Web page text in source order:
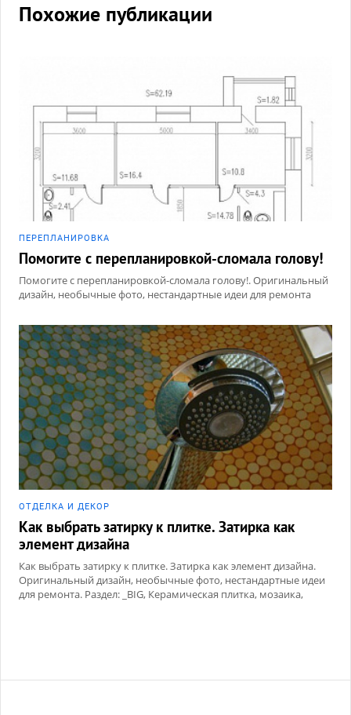
Похожие публикации
ПЕРЕПЛАНИРОВКА
Помогите с перепланировкой-сломала голову!
Помогите с перепланировкой-сломала голову!. Оригинальный
дизайн, необычные фото, нестандартные идеи для ремонта
ОТДЕЛКА И ДЕКОР
Как выбрать затирку к плитке. Затирка как
элемент дизайна
Как выбрать затирку к плитке. Затирка как элемент дизайна.
Оригинальный дизайн, необычные фото, нестандартные идеи
для ремонта. Раздел: _BIG, Керамическая плитка, мозаика,